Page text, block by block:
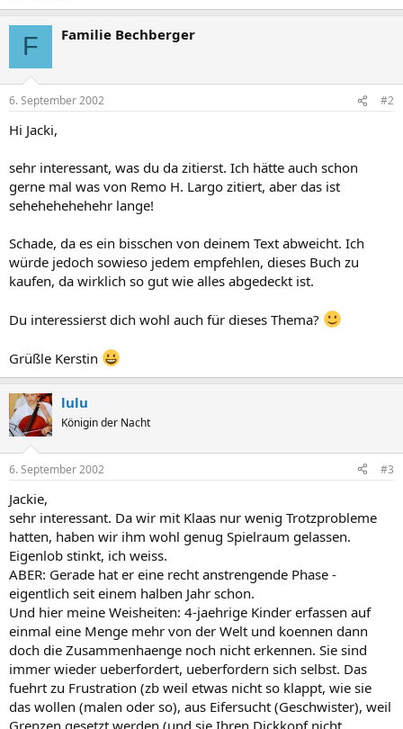
F Familie Bechberger
6. September 2002 #2
Hi Jacki,
sehr interessant, was du da zitierst. Ich hätte auch schon
gerne mal was von Remo H. Largo zitiert, aber das ist
sehehehehehehr lange!
Schade, da es ein bisschen von deinem Text abweicht. Ich
würde jedoch sowieso jedem empfehlen, dieses Buch zu
kaufen, da wirklich so gut wie alles abgedeckt ist.
Du interessierst dich wohl auch für dieses Thema?
Grüßle Kerstin
lulu
Königin der Nacht
6. September 2002 #3
Jackie,
sehr interessant. Da wir mit Klaas nur wenig Trotzprobleme
hatten, haben wir ihm wohl genug Spielraum gelassen.
Eigenlob stinkt, ich weiss.
ABER: Gerade hat er eine recht anstrengende Phase -
eigentlich seit einem halben Jahr schon.
Und hier meine Weisheiten: 4-jaehrige Kinder erfassen auf
einmal eine Menge mehr von der Welt und koennen dann
doch die Zusammenhaenge noch nicht erkennen. Sie sind
immer wieder ueberfordert, ueberfordern sich selbst. Das
fuehrt zu Frustration (zb weil etwas nicht so klappt, wie sie
das wollen (malen oder so), aus Eifersucht (Geschwister), weil
Grenzen gesetzt werden (und sie Ihren Dickkopf nicht